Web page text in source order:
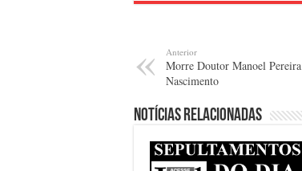
Anterior
Morre Doutor Manoel Pereira
Nascimento
Notícias relacionadas